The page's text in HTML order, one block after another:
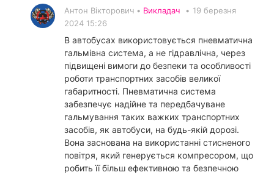
Антон Вікторович • Викладач • 19 березня
2024 15:26
В автобусах використовується пневматична
гальмівна система, а не гідравлічна, через
підвищені вимоги до безпеки та особливості
роботи транспортних засобів великої
габаритності. Пневматична система
забезпечує надійне та передбачуване
гальмування таких важких транспортних
засобів, як автобуси, на будь-якій дорозі.
Вона заснована на використанні стисненого
повітря, який генерується компресором, що
робить її більш ефективною та безпечною